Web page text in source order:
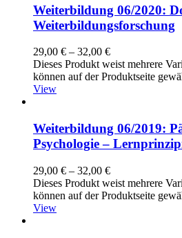
Weiterbildung 06/2020:
Weiterbildungsforschung
29,00 € – 32,00 €
Dieses Produkt weist mehrere
können auf der Produktseite
View
Weiterbildung 06/2019:
Psychologie –
29,00 € – 32,00 €
Dieses Produkt weist mehrere
können auf der Produktseite
View